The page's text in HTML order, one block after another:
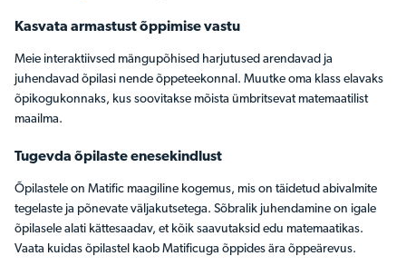
Kasvata armastust õppimise vastu
Meie interaktiivsed mängupõhised harjutused arendavad ja
juhendavad õpilasi nende õppeteekonnal. Muutke oma klass elavaks
õpikogukonnaks, kus soovitakse mõista ümbritsevat matemaatilist
maailma.
Tugevda õpilaste enesekindlust
Õpilastele on Matific maagiline kogemus, mis on täidetud abivalmite
tegelaste ja põnevate väljakutsetega. Sõbralik juhendamine on igale
õpilasele alati kättesaadav, et kõik saavutaksid edu matemaatikas.
Vaata kuidas õpilastel kaob Matificuga õppides ära õppeärevus.